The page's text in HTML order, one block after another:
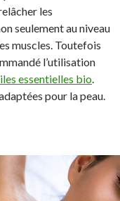
les
seulement au niveau
muscles. Toutefois
l’utilisation
essentielles bio.
pour la peau.